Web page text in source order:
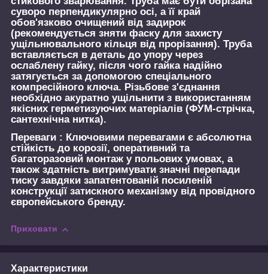
суворо перпендикулярно осі, а її край
обов'язково очищений від задирок
(рекомендується зняти фаску для захисту
ущільнювального кільця від прорізання). Труба
вставляється в деталь до упору через
ослаблену гайку, після чого гайка надійно
затягується за допомогою спеціального
компресійного ключа. Різьбове з'єднання
необхідно акуратно ущільнити з використанням
якісних герметизуючих матеріалів (ФУМ-стрічка,
сантехнічна нитка).
Переваги : Ключовими перевагами є абсолютна
стійкість до корозії, оперативний та
багаторазовий монтаж у польових умовах, а
також здатність витримувати значні перепади
тиску завдяки запатентованій посиленій
конструкції затискного механізму від провідного
європейського бренду.
Приховати
Характеристики